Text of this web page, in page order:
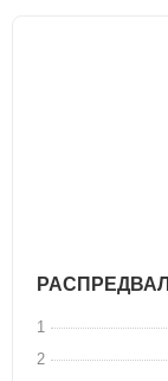
РАСПРЕДВАЛ
1
2